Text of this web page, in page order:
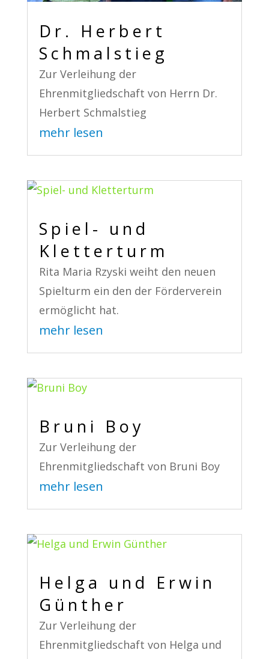
Dr. Herbert
Schmalstieg
Zur Verleihung der
Ehrenmitgliedschaft von Herrn Dr.
Herbert Schmalstieg
mehr lesen
Spiel- und
Kletterturm
Rita Maria Rzyski weiht den neuen
Spielturm ein den der Förderverein
ermöglicht hat.
mehr lesen
Bruni Boy
Zur Verleihung der
Ehrenmitgliedschaft von Bruni Boy
mehr lesen
Helga und Erwin
Günther
Zur Verleihung der
Ehrenmitgliedschaft von Helga und